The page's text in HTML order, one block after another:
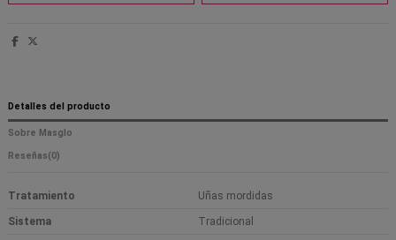
Detalles del producto
Sobre Masglo
Reseñas(0)
Tratamiento Uñas mordidas
Sistema Tradicional